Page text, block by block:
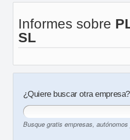
Informes sobre
SL
¿Quiere buscar otra empresa?
Busque gratis empresas,